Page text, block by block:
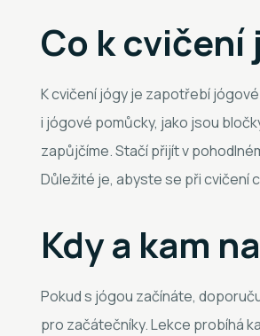
Co k
K cvičení jógy je zapotřebí
i jógové pomůcky, jako jsou
zapůjčíme. Stačí přijít v
Důležité je, abyste se při cvičení
Kdy a kam
Pokud s jógou začínáte,
pro začátečníky. Lekce probíhá